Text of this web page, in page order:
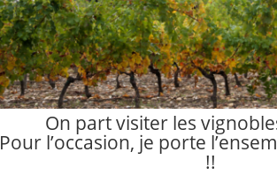
On part visiter les
Pour l’occasion, je porte
!!